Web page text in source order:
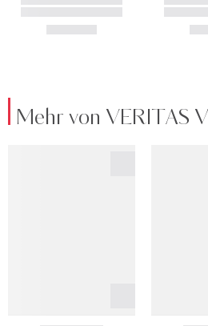
Mehr von VERITAS